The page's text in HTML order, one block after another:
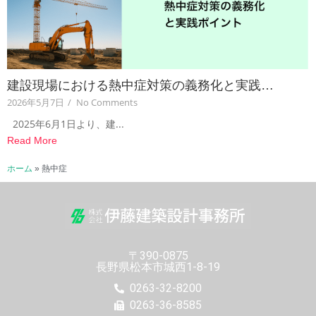
建設現場における熱中症対策の義務化と実践…
2026年5月7日 / No Comments
2025年6月1日より、建...
Read More
ホーム » 熱中症
〒390-0875
長野県松本市城西1-8-19
0263-32-8200
0263-36-8585